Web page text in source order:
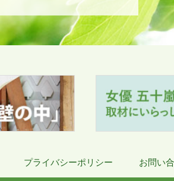
プライバシーポリシー お問い